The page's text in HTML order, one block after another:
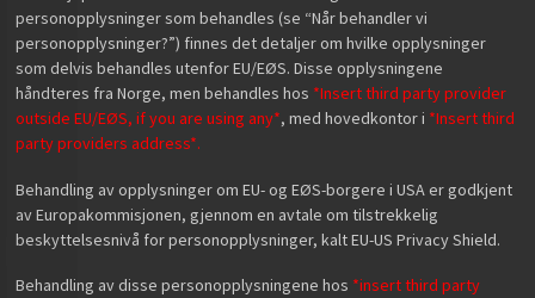
personopplysninger som behandles (se “Når behandler vi
personopplysninger?”) finnes det detaljer om hvilke opplysninger
som delvis behandles utenfor EU/EØS. Disse opplysningene
håndteres fra Norge, men behandles hos *Insert third party provider
outside EU/EØS, if you are using any*, med hovedkontor i *Insert third
party providers address*.
Behandling av opplysninger om EU- og EØS-borgere i USA er godkjent
av Europakommisjonen, gjennom en avtale om tilstrekkelig
beskyttelsesnivå for personopplysninger, kalt EU-US Privacy Shield.
Behandling av disse personopplysningene hos *insert third party